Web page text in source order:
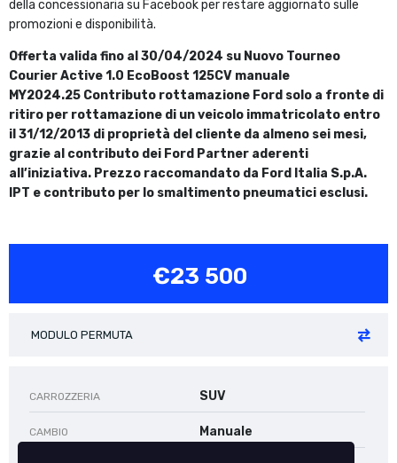
della concessionaria su Facebook per restare aggiornato sulle
promozioni e disponibilità.
Offerta valida fino al 30/04/2024 su Nuovo Tourneo
Courier Active 1.0 EcoBoost 125CV manuale
MY2024.25 Contributo rottamazione Ford solo a fronte di
ritiro per rottamazione di un veicolo immatricolato entro
il 31/12/2013 di proprietà del cliente da almeno sei mesi,
grazie al contributo dei Ford Partner aderenti
all’iniziativa. Prezzo raccomandato da Ford Italia S.p.A.
IPT e contributo per lo smaltimento pneumatici esclusi.
€23 500
MODULO PERMUTA
CARROZZERIA SUV
CAMBIO Manuale